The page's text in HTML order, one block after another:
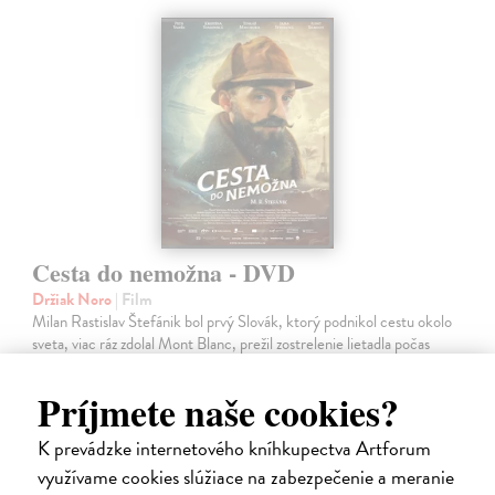
Príjmete naše cookies?
K prevádzke internetového kníhkupectva Artforum
využívame cookies slúžiace na zabezpečenie a meranie
Cesta do nemožna - DVD
Držiak Noro| Film
Milan Rastislav Štefánik bol prvý Slovák, ktorý podnikol cestu okolo
sveta, viac ráz zdolal Mont Blanc, prežil zostrelenie lietadla počas
7,76 €
8,00 € ?